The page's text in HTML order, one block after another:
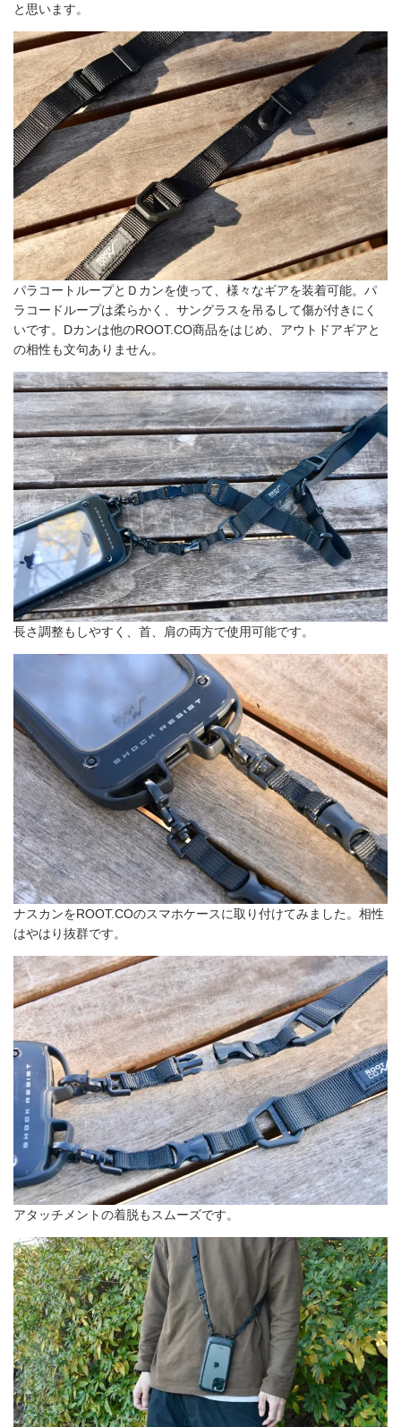
と思います。
パラコートループとＤカンを使って、様々なギアを装着可能。パ
ラコードループは柔らかく、サングラスを吊るして傷が付きにく
いです。Dカンは他のROOT.CO商品をはじめ、アウトドアギアと
の相性も文句ありません。
長さ調整もしやすく、首、肩の両方で使用可能です。
ナスカンをROOT.COのスマホケースに取り付けてみました。相性
はやはり抜群です。
アタッチメントの着脱もスムーズです。